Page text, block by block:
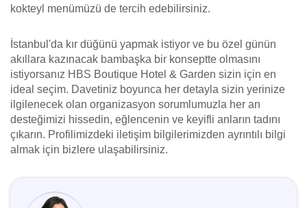
kokteyl menümüzü de tercih edebilirsiniz.
İstanbul'da kır düğünü yapmak istiyor ve bu özel günün
akıllara kazınacak bambaşka bir konseptte olmasını
istiyorsanız HBS Boutique Hotel & Garden sizin için en
ideal seçim. Davetiniz boyunca her detayla sizin yerinize
ilgilenecek olan organizasyon sorumlumuzla her an
desteğimizi hissedin, eğlencenin ve keyifli anların tadını
çıkarın. Profilimizdeki iletişim bilgilerimizden ayrıntılı bilgi
almak için bizlere ulaşabilirsiniz.